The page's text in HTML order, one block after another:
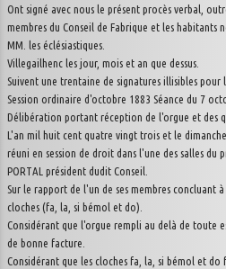
Ont signé avec nous le présent procès verbal,
membres du Conseil de Fabrique et les habitants
MM. les éclésiastiques.
Villegailhenc les jour, mois et an que dessus.
Suivent une trentaine de signatures illisibles pour
Session ordinaire d'octobre 1883 Séance du 7
Délibération portant réception de l'orgue et des
L'an mil huit cent quatre vingt trois et le
réuni en session de droit dans l'une des salles du
PORTAL président dudit Conseil.
Sur le rapport de l'un de ses membres concluant
cloches (fa, la, si bémol et do).
Considérant que l'orgue rempli au delà de toute
de bonne facture.
Considérant que les cloches fa, la, si bémol et do